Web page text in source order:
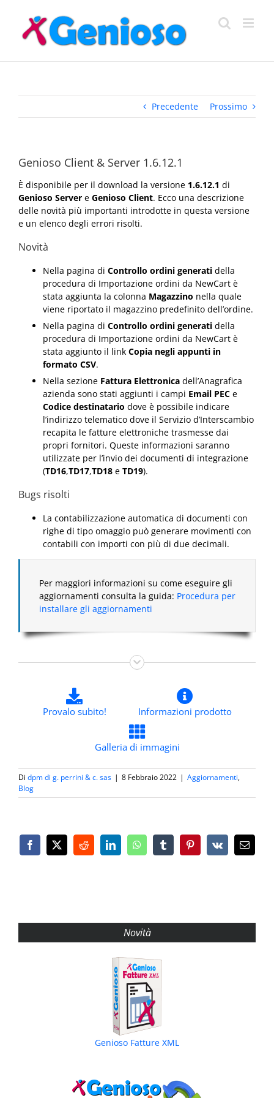
contenuto
Precedente Prossimo
Genioso Client & Server 1.6.12.1
È disponibile per il download la versione 1.6.12.1 di
Genioso Server e Genioso Client. Ecco una descrizione
delle novità più importanti introdotte in questa versione
e un elenco degli errori risolti.
Novità
Nella pagina di Controllo ordini generati della
procedura di Importazione ordini da NewCart è
stata aggiunta la colonna Magazzino nella quale
viene riportato il magazzino predefinito dell’ordine.
Nella pagina di Controllo ordini generati della
procedura di Importazione ordini da NewCart è
stata aggiunto il link Copia negli appunti in
formato CSV.
Nella sezione Fattura Elettronica dell’Anagrafica
azienda sono stati aggiunti i campi Email PEC e
Codice destinatario dove è possibile indicare
l’indirizzo telematico dove il Servizio d’Interscambio
recapita le fatture elettroniche trasmesse dai
propri fornitori. Queste informazioni saranno
utilizzate per l’invio dei documenti di integrazione
(TD16,TD17,TD18 e TD19).
Bugs risolti
La contabilizzazione automatica di documenti con
righe di tipo omaggio può generare movimenti con
contabili con importi con più di due decimali.
Per maggiori informazioni su come eseguire gli
aggiornamenti consulta la guida: Procedura per
installare gli aggiornamenti
Provalo subito! Informazioni prodotto
Galleria di immagini
Di dpm di g. perrini & c. sas | 8 Febbraio 2022 | Aggiornamenti,
Blog
Facebook
X RedditLinkedInWhatsAppTumblrPinterest
Vk Email
Novità
Genioso Fatture XML